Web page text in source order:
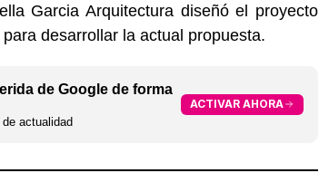
Garcia Arquitectura diseñó el proyecto
desarrollar la actual propuesta.
de Google de forma
actualidad
ACTIVAR AHORA